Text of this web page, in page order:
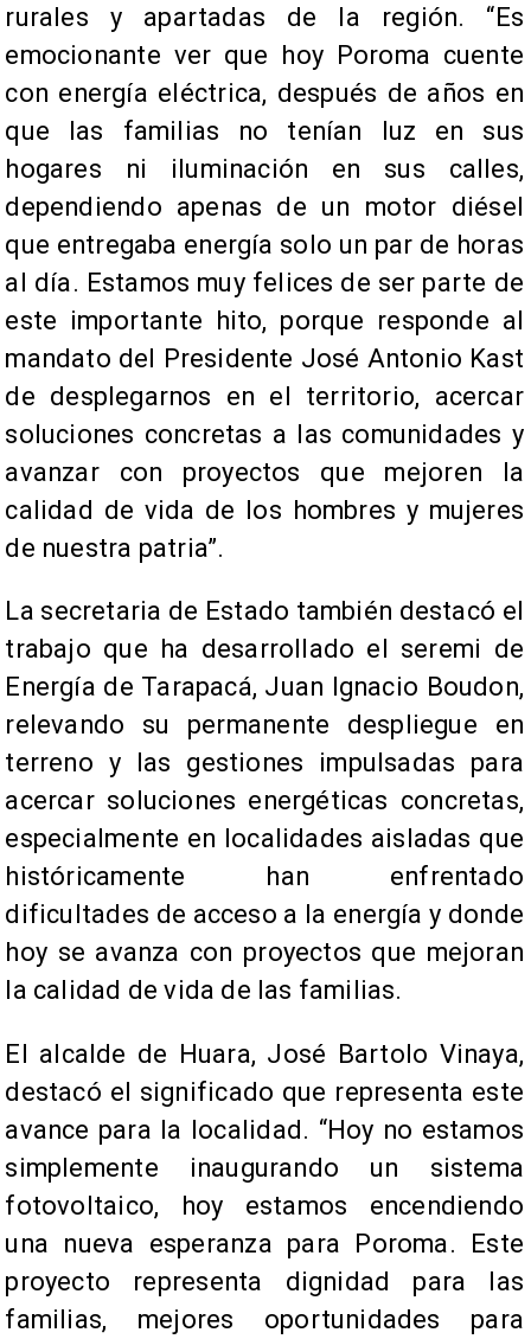
rurales y apartadas de la región. “Es
emocionante ver que hoy Poroma cuente
con energía eléctrica, después de años en
que las familias no tenían luz en sus
hogares ni iluminación en sus calles,
dependiendo apenas de un motor diésel
que entregaba energía solo un par de horas
al día. Estamos muy felices de ser parte de
este importante hito, porque responde al
mandato del Presidente José Antonio Kast
de desplegarnos en el territorio, acercar
soluciones concretas a las comunidades y
avanzar con proyectos que mejoren la
calidad de vida de los hombres y mujeres
de nuestra patria”.
La secretaria de Estado también destacó el
trabajo que ha desarrollado el seremi de
Energía de Tarapacá, Juan Ignacio Boudon,
relevando su permanente despliegue en
terreno y las gestiones impulsadas para
acercar soluciones energéticas concretas,
especialmente en localidades aisladas que
históricamente han enfrentado
dificultades de acceso a la energía y donde
hoy se avanza con proyectos que mejoran
la calidad de vida de las familias.
El alcalde de Huara, José Bartolo Vinaya,
destacó el significado que representa este
avance para la localidad. “Hoy no estamos
simplemente inaugurando un sistema
fotovoltaico, hoy estamos encendiendo
una nueva esperanza para Poroma. Este
proyecto representa dignidad para las
familias, mejores oportunidades para